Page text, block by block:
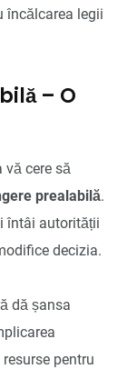
încălcarea legii
– O
vă cere să
prealabilă.
întâi autorității
decizia.
dă șansa
pentru